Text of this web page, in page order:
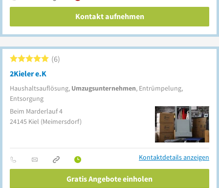
Kontakt aufnehmen
2Kieler e.K
Haushaltsauflösung, Umzugsunternehmen, Entrümpelung,
Entsorgung
6
Beim Marderlauf 4
24145 Kiel (Meimersdorf)
Kontaktdetails anzeigen
Gratis Angebote einholen